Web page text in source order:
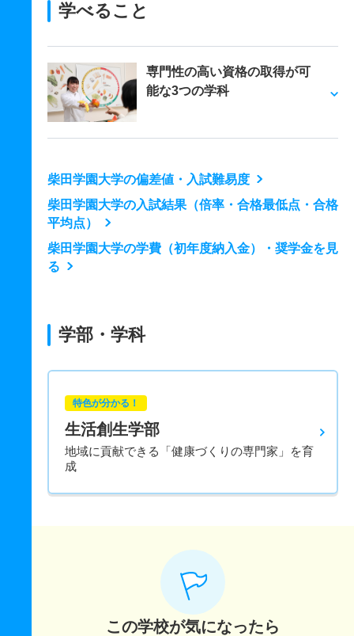
学べること
専門性の高い資格の取得が可
能な3つの学科
柴田学園大学の偏差値・入試難易度
柴田学園大学の入試結果（倍率・合格最低点・合格
平均点）
柴田学園大学の学費（初年度納入金）・奨学金を見
る
学部・学科
特色が分かる！
生活創生学部
地域に貢献できる「健康づくりの専門家」を育
成
この学校が気になったら